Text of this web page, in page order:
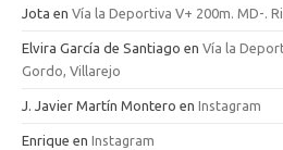
Jota en Vía la Deportiva V+ 200m. MD-.
Elvira García de Santiago en Vía la
Gordo, Villarejo
J. Javier Martín Montero en Instagram
Enrique en Instagram